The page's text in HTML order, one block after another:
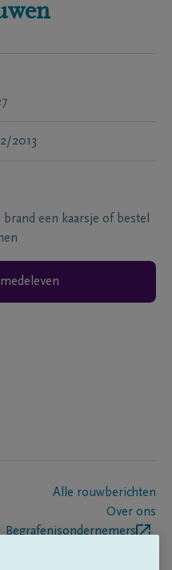
2013
een kaarsje of bestel
Alle rouwberichten
Over ons
Begrafenisondernemers